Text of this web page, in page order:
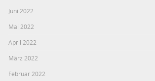
Juni 2022
Mai 2022
April 2022
März 2022
Februar 2022